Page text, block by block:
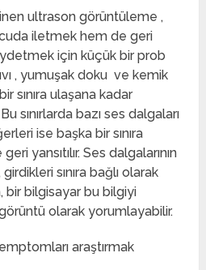
ultrason görüntüleme ,
iletmek hem de geri
için küçük bir prob
, yumuşak doku ve kemik
sınıra ulaşana kadar
sınırlarda bazı ses dalgaları
ise başka bir sınıra
yansıtılır. Ses dalgalarının
sınıra bağlı olarak
bir bilgisayar bu bilgiyi
olarak yorumlayabilir.
araştırmak